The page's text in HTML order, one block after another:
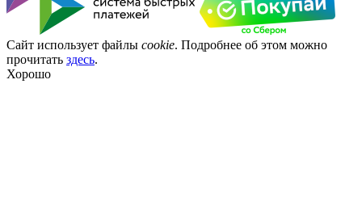
Сайт использует файлы cookie. Подробнее об этом можно
прочитать здесь.
Хорошо